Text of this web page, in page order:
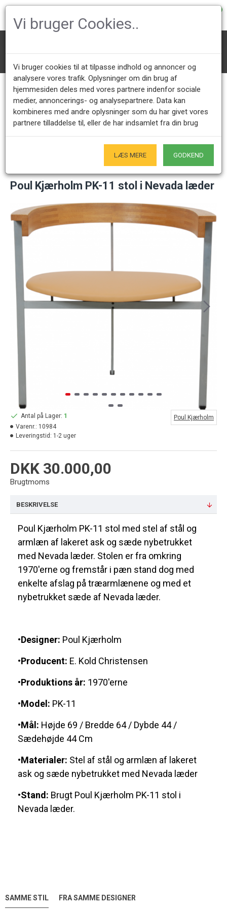
Kundeservice +45 28491875
Mandag - Fredag 9.00 - 17.00
Åbningstider showroom
Kun på forudgående aftale - Hverdage
Poul Kjærholm PK-11 stol i Nevada læder
DKK 30.000,00
Brugtmoms
Antal på Lager: 1
Varenr.: 10984
Leveringstid: 1-2 uger
Poul Kjærholm
BESKRIVELSE
Poul Kjærholm PK-11 stol med stel af stål og
armlæn af lakeret ask og sæde nybetrukket
med Nevada læder. Stolen er fra omkring
1970'erne og fremstår i pæn stand dog med
enkelte afslag på træarmlænene og med et
nybetrukket sæde af Nevada læder.
•Designer: Poul Kjærholm
•Producent: E. Kold Christensen
•Produktions år: 1970'erne
•Model: PK-11
•Mål: Højde 69 / Bredde 64 / Dybde 44 /
Sædehøjde 44 Cm
•Materialer: Stel af stål og armlæn af lakeret
ask og sæde nybetrukket med Nevada læder
•Stand: Brugt Poul Kjærholm PK-11 stol i
Nevada læder.
SAMME STIL FRA SAMME DESIGNER
Vi bruger Cookies..
Vi bruger cookies til at tilpasse indhold og annoncer og
analysere vores trafik. Oplysninger om din brug af
hjemmesiden deles med vores partnere indenfor sociale
medier, annoncerings- og analysepartnere. Data kan
kombineres med andre oplysninger som du har givet vores
partnere tilladdelse til, eller de har indsamlet fra din brug
LÆS MERE GODKEND